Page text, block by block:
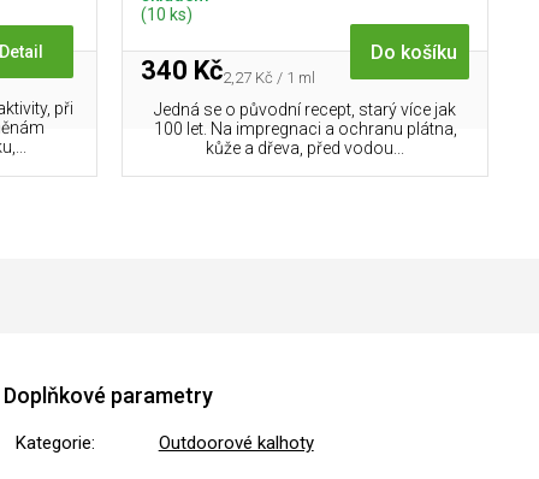
Detail
při
(10 ks)
340 KčMěrná
2,27 Kč / 1 ml
Do košíku
Jedná se o původní recept, starý více jak
100 let. Na impregnaci a ochranu plátna,
kůže a dřeva, před vodou...
Doplňkové parametry
Kategorie: Outdoorové kalhoty